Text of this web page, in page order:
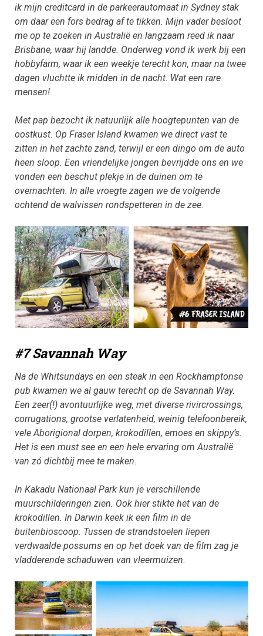
ik mijn creditcard in de parkeerautomaat in Sydney stak
om daar een fors bedrag af te tikken. Mijn vader besloot
me op te zoeken in Australië en langzaam reed ik naar
Brisbane, waar hij landde. Onderweg vond ik werk bij een
hobbyfarm, waar ik een weekje terecht kon, maar na twee
dagen vluchtte ik midden in de nacht. Wat een rare
mensen!
Met pap bezocht ik natuurlijk alle hoogtepunten van de
oostkust. Op Fraser Island kwamen we direct vast te
zitten in het zachte zand, terwijl er een dingo om de auto
heen sloop. Een vriendelijke jongen bevrijdde ons en we
vonden een beschut plekje in de duinen om te
overnachten. In alle vroegte zagen we de volgende
ochtend de walvissen rondspetteren in de zee.
#7 Savannah Way
Na de Whitsundays en een steak in een Rockhamptonse
pub kwamen we al gauw terecht op de Savannah Way.
Een zeer(!) avontuurlijke weg, met diverse rivircrossings,
corrugations, grootse verlatenheid, weinig telefoonbereik,
vele Aborigional dorpen, krokodillen, emoes en skippy’s.
Het is een must see en een hele ervaring om Australië
van zó dichtbij mee te maken.
In Kakadu Nationaal Park kun je verschillende
muurschilderingen zien. Ook hier stikte het van de
krokodillen. In Darwin keek ik een film in de
buitenbioscoop. Tussen de strandstoelen liepen
verdwaalde possums en op het doek van de film zag je
vladderende schaduwen van vleermuizen.